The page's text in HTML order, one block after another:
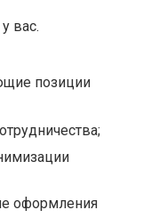
вас.
позиции
оформления